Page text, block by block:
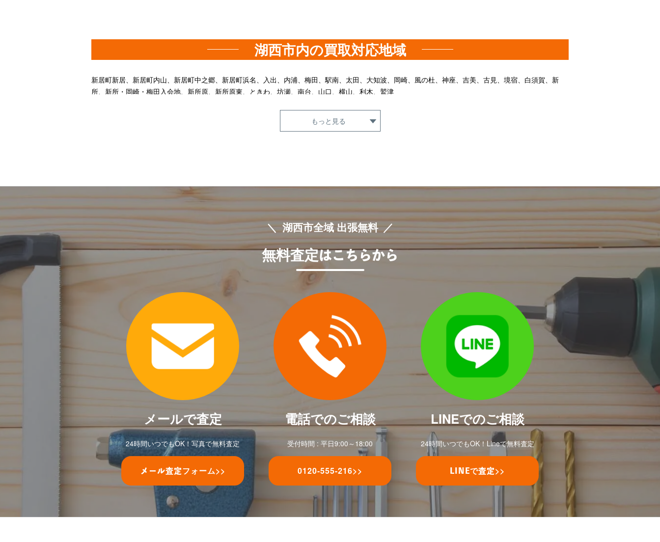
湖西市内の買取対応地域
新居町新居、新居町内山、新居町中之郷、新居町浜名、入出、内浦、梅田、駅南、太田、大知波、岡崎、風の杜、神座、吉美、古見、境宿、白須賀、新
所、新所・岡崎・梅田入会地、新所原、新所原東、ときわ、坊瀬、南台、山口、横山、利木、鷲津
もっと見る
湖西市全域 出張無料
無料査定はこちらから
メールで査定
24時間いつでもOK！写真で無料査定
メール査定フォーム>>
電話でのご相談
受付時間 : 平日9:00～18:00
0120-555-216>>
LINEでのご相談
24時間いつでもOK！Lineで無料査定
LINEで査定>>